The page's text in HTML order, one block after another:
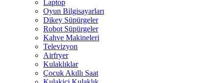
Laptop
Oyun Bilgisayarları
Dikey Süpürgeler
Robot Süpürgeler
Kahve Makineleri
Televizyon
Airfryer
Kulaklıklar
Çocuk Akıllı Saat